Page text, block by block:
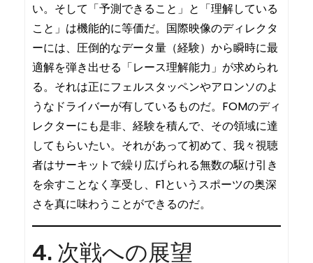
い。そして「予測できること」と「理解している
こと」は機能的に等価だ。国際映像のディレクタ
ーには、圧倒的なデータ量（経験）から瞬時に最
適解を弾き出せる「レース理解能力」が求められ
る。それは正にフェルスタッペンやアロンソのよ
うなドライバーが有しているものだ。FOMのディ
レクターにも是非、経験を積んで、その領域に達
してもらいたい。それがあって初めて、我々視聴
者はサーキットで繰り広げられる無数の駆け引き
を余すことなく享受し、F1というスポーツの奥深
さを真に味わうことができるのだ。
4. 次戦への展望